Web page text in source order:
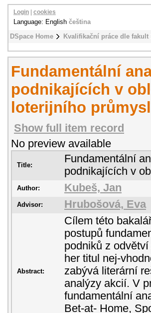
DSpace Home Kvalifikační práce dle fakult
Login cookies
Language: English čeština
Fundamentální
podnikajících v
loterijního
Show full item record
No preview available
Title:
Fundamentální
podnikajících v
Author: Kubeš, Jan
Advisor: Hrubošová, Eva
Abstract:
Cílem této
postupů
podniků z
her titul nej-
zabývá literární
analýzy akcií. V
fundamentální
Bet-at- Home,